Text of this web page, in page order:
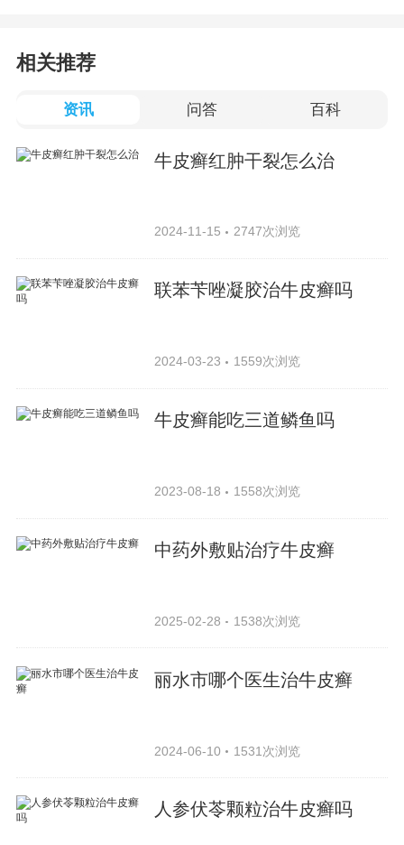
相关推荐
资讯 问答 百科
牛皮癣红肿干裂怎么治
2024-11-15 2747次浏览
联苯苄唑凝胶治牛皮癣吗
2024-03-23 1559次浏览
牛皮癣能吃三道鳞鱼吗
2023-08-18 1558次浏览
中药外敷贴治疗牛皮癣
2025-02-28 1538次浏览
丽水市哪个医生治牛皮癣
2024-06-10 1531次浏览
人参伏苓颗粒治牛皮癣吗